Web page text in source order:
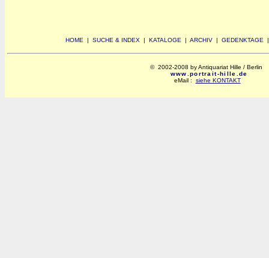
HOME | SUCHE & INDEX | KATALOGE | ARCHIV | GEDENKTAGE
© 2002-2008 by Antiquariat Hille / Berlin
www.portrait-hille.de
eMail : siehe KONTAKT